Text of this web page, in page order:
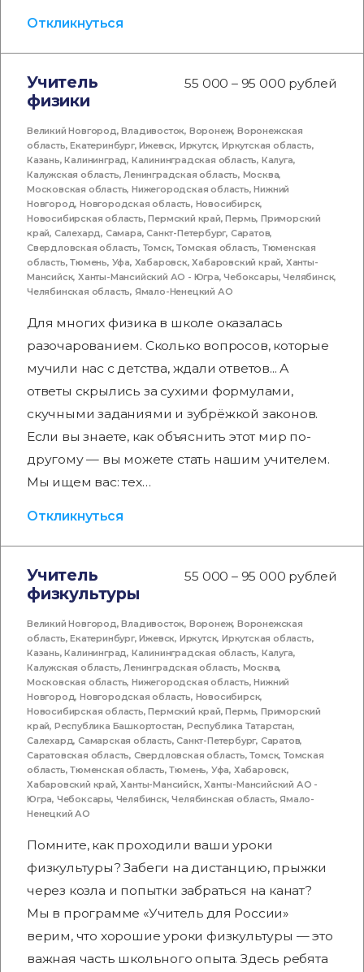
Откликнуться
Учитель
физики
55 000 – 95 000 рублей
Великий Новгород,Владивосток, Воронеж,Воронежская
область,Екатеринбург,Ижевск, Иркутск,Иркутская область,
Казань,Калининград, Калининградская область, Калуга,
Калужская область,Ленинградская область, Москва,
Московская область,Нижегородская область,Нижний
Новгород,Новгородская область, Новосибирск,
Новосибирская область,Пермский край,Пермь,Приморский
край, Салехард, Самара,Санкт-Петербург, Саратов,
Свердловская область, Томск,Томская область, Тюменская
область,Тюмень, Уфа, Хабаровск,Хабаровский край, Ханты-
Мансийск,Ханты-Мансийский АО - Югра,Чебоксары,Челябинск,
Челябинская область, Ямало-Ненецкий АО
Для многих физика в школе оказалась
разочарованием. Сколько вопросов, которые
мучили нас с детства, ждали ответов... А
ответы скрылись за сухими формулами,
скучными заданиями и зубрёжкой законов.
Если вы знаете, как объяснить этот мир по-
другому — вы можете стать нашим учителем.
Мы ищем вас: тех…
Откликнуться
Учитель
физкультуры
55 000 – 95 000 рублей
Великий Новгород,Владивосток, Воронеж,Воронежская
область,Екатеринбург,Ижевск, Иркутск,Иркутская область,
Казань,Калининград, Калининградская область, Калуга,
Калужская область,Ленинградская область, Москва,
Московская область,Нижегородская область,Нижний
Новгород,Новгородская область, Новосибирск,
Новосибирская область,Пермский край,Пермь,Приморский
край, Республика Башкортостан, Республика Татарстан,
Салехард,Самарская область,Санкт-Петербург, Саратов,
Саратовская область, Свердловская область,Томск,Томская
область,Тюменская область,Тюмень, Уфа, Хабаровск,
Хабаровский край,Ханты-Мансийск,Ханты-Мансийский АО -
Югра, Чебоксары, Челябинск,Челябинская область,Ямало-
Ненецкий АО
Помните, как проходили ваши уроки
физкультуры? Забеги на дистанцию, прыжки
через козла и попытки забраться на канат?
Мы в программе «Учитель для России»
верим, что хорошие уроки физкультуры — это
важная часть школьного опыта. Здесь ребята